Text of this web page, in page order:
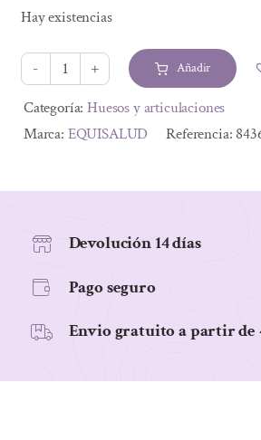
era:
38,31 €.
es:
34,10 €.
Hay existencias
HOLOFIT
CURCUMA
FITOSOMADA
Añadir
Alternative:
Categoría:Huesos y articulaciones
Marca: EQUISALUD Referencia:
Devolución 14 días
Pago seguro
Envio gratuito a partir de